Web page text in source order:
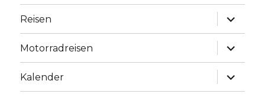
Reisen
Motorradreisen
Kalender